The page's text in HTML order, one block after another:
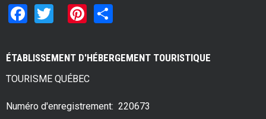
F
a
ce
b
o
o
wi
tt
er
Pi
nt
er
es
t
ar
e
ÉTABLISSEMENT D'HÉBERGEMENT TOURISTIQUE
TOURISME QUÉBEC
Numéro d'enregistrement: 220673